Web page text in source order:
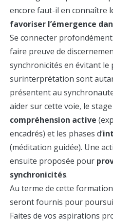
encore faut-il en connaître
favoriser l’émergence
Se connecter
faire preuve de
synchronicités en évitant le
surinterprétation sont
présentent au
aider sur cette voie, le
compréhension active
encadrés) et les phases d’
(méditation guidée). Une
ensuite proposée pour
synchronicités.
Au terme de cette
seront fournis pour
Faites de vos aspirations